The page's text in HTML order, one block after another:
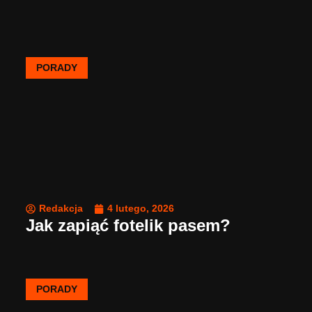
PORADY
Redakcja 4 lutego, 2026
Jak zapiąć fotelik pasem?
PORADY